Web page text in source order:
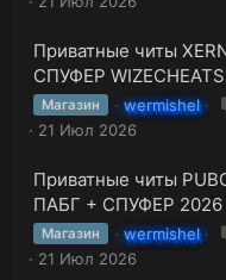
Приватные читы
СПУФЕР
Магазин wermishel
21 Июл 2026
Приватные читы
ПАБГ + СПУФЕР 2026
Магазин wermishel
21 Июл 2026